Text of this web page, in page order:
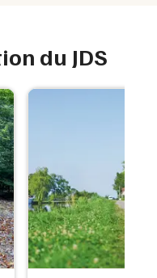
du JDS